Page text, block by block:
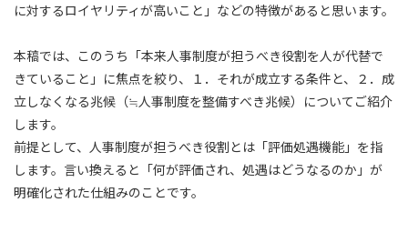
に対するロイヤリティが高いこと」などの特徴があると思います。
本稿では、このうち「本来人事制度が担うべき役割を人が代替で
きていること」に焦点を絞り、１．それが成立する条件と、２．成
立しなくなる兆候（≒人事制度を整備すべき兆候）についてご紹介
します。
前提として、人事制度が担うべき役割とは「評価処遇機能」を指
します。言い換えると「何が評価され、処遇はどうなるのか」が
明確化された仕組みのことです。